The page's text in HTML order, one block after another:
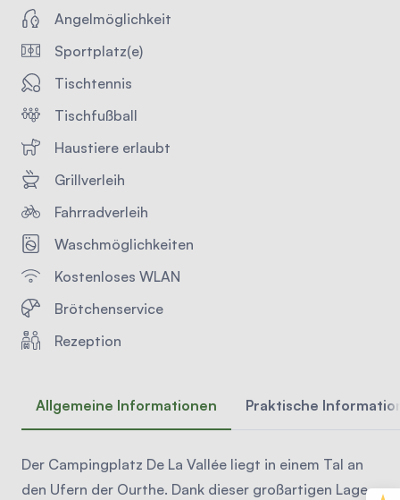
Angelmöglichkeit
Sportplatz(e)
Tischtennis
Tischfußball
Haustiere erlaubt
Grillverleih
Fahrradverleih
Waschmöglichkeiten
Kostenloses WLAN
Brötchenservice
Rezeption
Allgemeine Informationen Praktische
Der Campingplatz De La Vallée liegt in einem Tal an
den Ufern der Ourthe. Dank dieser großartigen Lage